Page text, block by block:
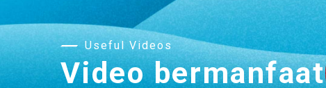
Useful Videos
Video bermanfaat